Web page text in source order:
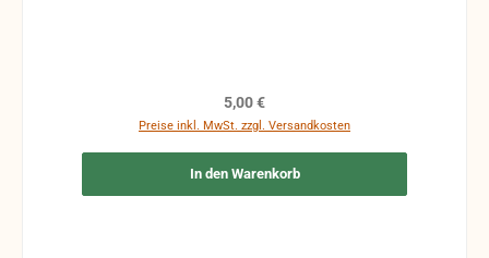
Regulärer Preis:
5,00 €
Preise inkl. MwSt. zzgl. Versandkosten
In den Warenkorb